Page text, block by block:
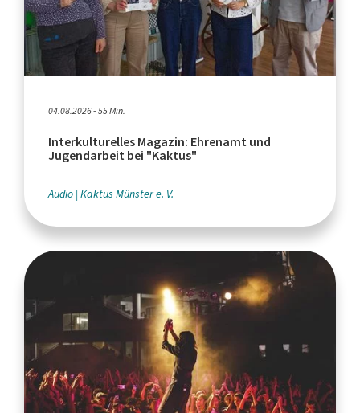
04.08.2026 - 55 Min.
Interkulturelles Magazin: Ehrenamt und
Jugendarbeit bei "Kaktus"
Audio Kaktus Münster e. V.